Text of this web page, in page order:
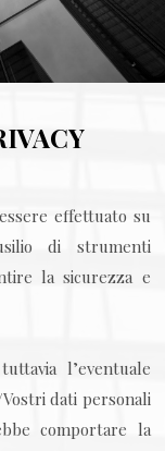
effettuato su
di strumenti
la sicurezza e
l’eventuale
dati personali
comportare la